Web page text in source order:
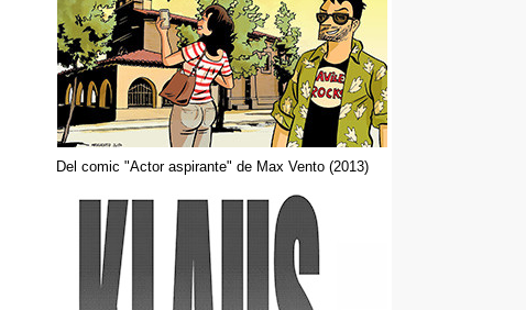
Del comic "Actor aspirante" de Max Vento (2013)